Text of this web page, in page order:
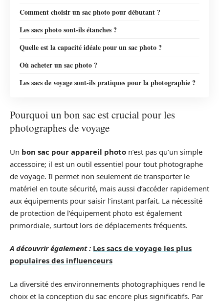
Comment choisir un sac photo pour débutant ?
Les sacs photo sont-ils étanches ?
Quelle est la capacité idéale pour un sac photo ?
Où acheter un sac photo ?
Les sacs de voyage sont-ils pratiques pour la photographie ?
Pourquoi un bon sac est crucial pour les
photographes de voyage
Un bon sac pour appareil photo n’est pas qu’un simple
accessoire; il est un outil essentiel pour tout photographe
de voyage. Il permet non seulement de transporter le
matériel en toute sécurité, mais aussi d’accéder rapidement
aux équipements pour saisir l’instant parfait. La nécessité
de protection de l’équipement photo est également
primordiale, surtout lors de déplacements fréquents.
A découvrir également : Les sacs de voyage les plus
populaires des influenceurs
La diversité des environnements photographiques rend le
choix et la conception du sac encore plus significatifs. Par